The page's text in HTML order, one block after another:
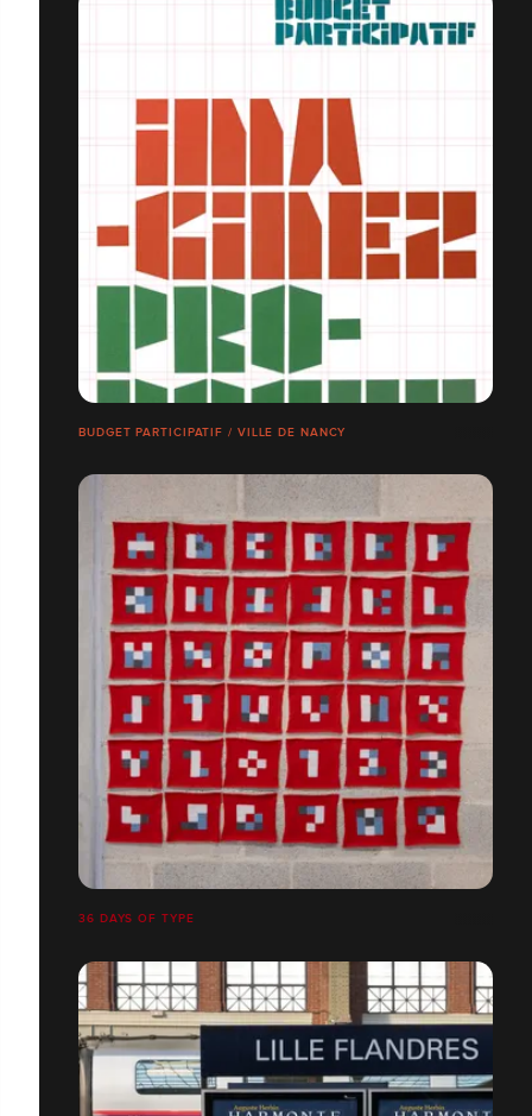
BUDGET PARTICIPATIF / VILLE DE NANCY
36 DAYS OF TYPE